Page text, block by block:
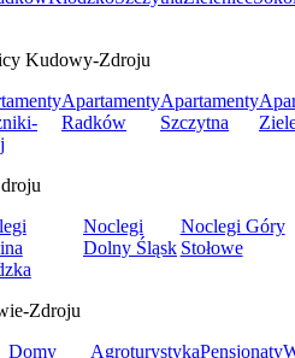
Kudowy-Zdroju
Apartamenty
Radków
Apartamenty
Szczytna
Noclegi
Dolny Śląsk
Noclegi Góry
Stołowe
Zdroju
Domy
AgroturystykaPensjonaty